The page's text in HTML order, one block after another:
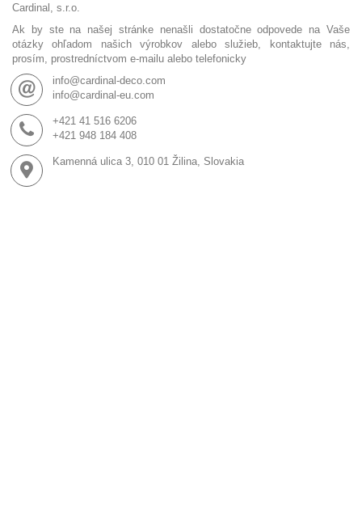
Cardinal, s.r.o.
Ak by ste na našej stránke nenašli dostatočne odpovede na Vaše
otázky ohľadom našich výrobkov alebo služieb, kontaktujte nás,
prosím, prostredníctvom e-mailu alebo telefonicky
info@cardinal-deco.com
info@cardinal-eu.com
+421 41 516 6206
+421 948 184 408
Kamenná ulica 3, 010 01 Žilina, Slovakia